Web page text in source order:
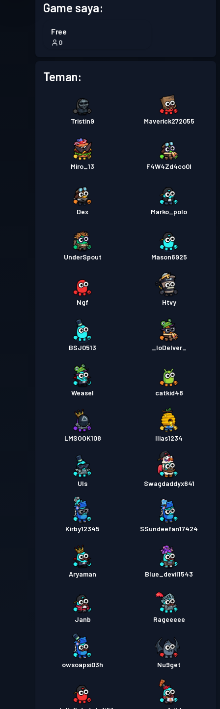
Tiket pertempuran
Game saya:
Free
0
Teman:
Tristin9 Maverick272055
Miro_13 F4W4Zd4co0l
Dex Marko_polo
UnderSpout Mason6925
Ngf Htvy
BSJ0513 _IoDelver_
Weasel catkid48
LMSOOK108 Ilias1234
Uls Swagdaddyx641
Kirby12345 SSundeefan17424
Aryaman Blue_devil1543
Janb Rageeeee
owsoapsi03h Nu9get